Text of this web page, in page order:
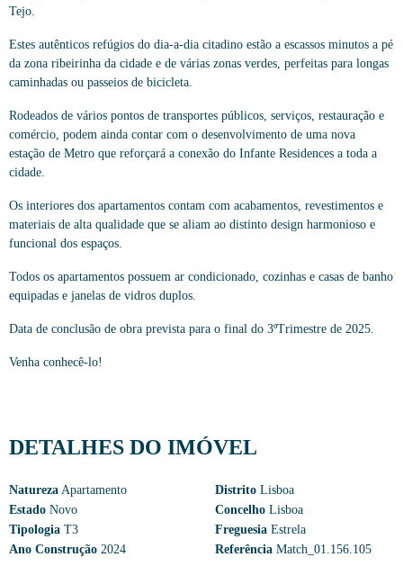
Tejo.
Estes autênticos refúgios do dia-a-dia citadino estão a escassos minutos a pé
da zona ribeirinha da cidade e de várias zonas verdes, perfeitas para longas
caminhadas ou passeios de bicicleta.
Rodeados de vários pontos de transportes públicos, serviços, restauração e
comércio, podem ainda contar com o desenvolvimento de uma nova
estação de Metro que reforçará a conexão do Infante Residences a toda a
cidade.
Os interiores dos apartamentos contam com acabamentos, revestimentos e
materiais de alta qualidade que se aliam ao distinto design harmonioso e
funcional dos espaços.
Todos os apartamentos possuem ar condicionado, cozinhas e casas de banho
equipadas e janelas de vidros duplos.
Data de conclusão de obra prevista para o final do 3ºTrimestre de 2025.
Venha conhecê-lo!
DETALHES DO IMÓVEL
Natureza Apartamento
Estado Novo
Tipologia T3
Ano Construção 2024
Distrito Lisboa
Concelho Lisboa
Freguesia Estrela
Referência Match_01.156.105